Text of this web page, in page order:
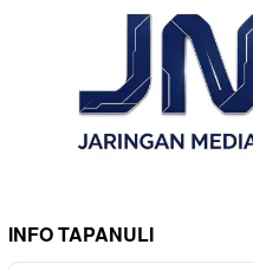
INFO TAPANULI